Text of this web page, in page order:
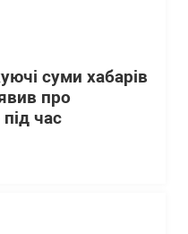
суми хабарів
про
час